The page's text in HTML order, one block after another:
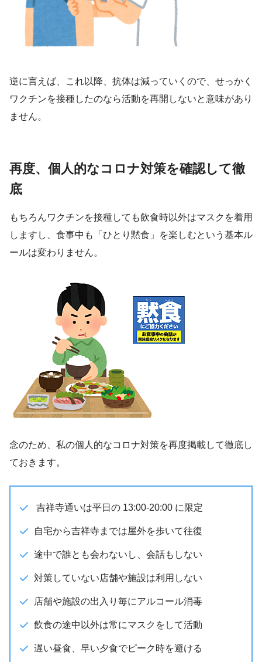
逆に言えば、これ以降、抗体は減っていくので、せっかく
ワクチンを接種したのなら活動を再開しないと意味があり
ません。
再度、個人的なコロナ対策を確認して徹
底
もちろんワクチンを接種しても飲食時以外はマスクを着用
しますし、食事中も「ひとり黙食」を楽しむという基本ル
ールは変わりません。
念のため、私の個人的なコロナ対策を再度掲載して徹底し
ておきます。
吉祥寺通いは平日の 13:00-20:00 に限定
自宅から吉祥寺までは屋外を歩いて往復
途中で誰とも会わないし、会話もしない
対策していない店舗や施設は利用しない
店舗や施設の出入り毎にアルコール消毒
飲食の途中以外は常にマスクをして活動
遅い昼食、早い夕食でピーク時を避ける